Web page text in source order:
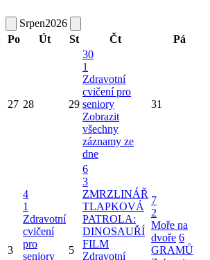
Srpen2026
Po
Út St Čt Pá
27 28 29
30
1
Zdravotní
cvičení pro
seniory
Zobrazit
všechny
záznamy ze
dne
31
3
4
1
Zdravotní
cvičení
pro
seniory
5
6
3
ZMRZLINÁŘ
TLAPKOVÁ
PATROLA:
DINOSAUŘÍ
FILM
Zdravotní
7
2
Moře na
dvoře 6
GRAMŮ